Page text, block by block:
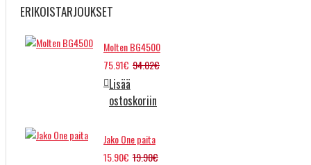
ERIKOISTARJOUKSET
Molten BG4500
75.91€ 94.02€
Lisää
ostoskoriin
Jako One paita
15.90€ 19.90€